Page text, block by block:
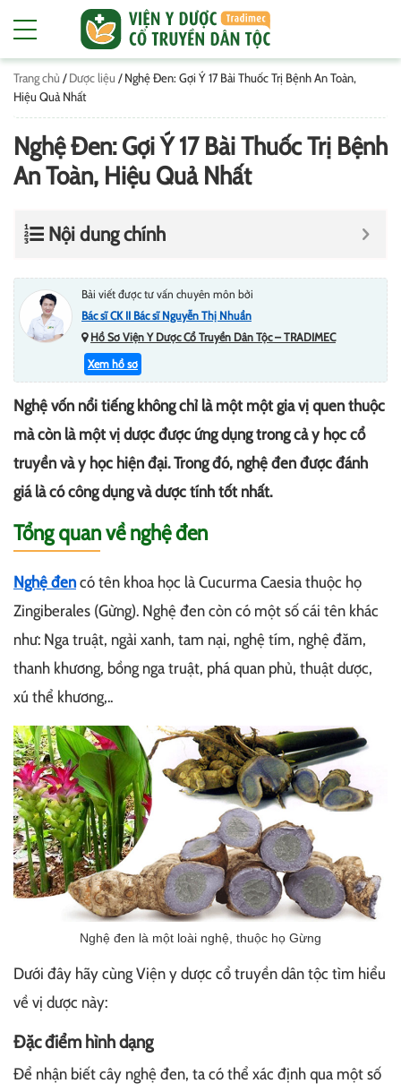
Trang chủ /Dược liệu /Nghệ Đen: Gợi Ý 17 Bài Thuốc Trị Bệnh An Toàn,
Hiệu Quả Nhất
Nghệ Đen: Gợi Ý 17 Bài Thuốc Trị Bệnh
An Toàn, Hiệu Quả Nhất
Nội dung chính
Bài viết được tư vấn chuyên môn bởi
Bác sĩ CK II Bác sĩ Nguyễn Thị Nhuần
Hồ Sơ Viện Y Dược Cổ Truyền Dân Tộc – TRADIMEC
Xem hồ sơ
Nghệ vốn nổi tiếng không chỉ là một một gia vị quen thuộc
mà còn là một vị dược được ứng dụng trong cả y học cổ
truyền và y học hiện đại. Trong đó, nghệ đen được đánh
giá là có công dụng và dược tính tốt nhất.
Tổng quan về nghệ đen
Nghệ đencó tên khoa học là Cucurma Caesia thuộc họ
Zingiberales (Gừng). Nghệ đen còn có một số cái tên khác
như: Nga truật, ngải xanh, tam nại, nghệ tím, nghệ đăm,
thanh khương, bồng nga truật, phá quan phủ, thuật dược,
xú thể khương,..
Nghệ đen là một loài nghệ, thuộc họ Gừng
Dưới đây hãy cùng Viện y dược cổ truyền dân tộc tìm hiểu
về vị dược này:
Đặc điểm hình dạng
Để nhận biết cây nghệ đen, ta có thể xác định qua một số